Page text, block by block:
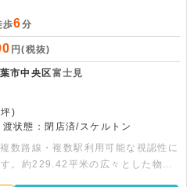
歩6分
円(税抜)
市中央区富士見
)
渡状態：閉店済/スケルトン
数路線・複数駅利用可能な視認性に
。約229.42平米の広々とした物件